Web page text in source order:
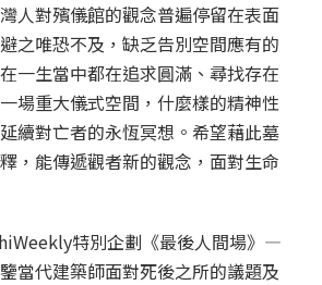
人對殯儀館的觀念普遍停留在表面
之唯恐不及，缺乏告別空間應有的
一生當中都在追求圓滿、尋找存在
場重大儀式空間，什麼樣的精神性
續對亡者的永恆冥想。希望藉此墓
，能傳遞觀者新的觀念，面對生命
特別企劃《最後人間場》—
當代建築師面對死後之所的議題及